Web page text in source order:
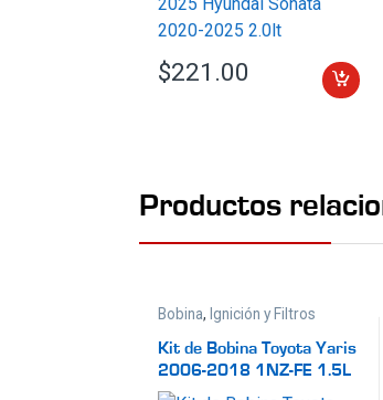
$221.00
Productos
Bobina, Ignición y Filtros
Kit de Bobina Toyota Yaris
2006-2018 1NZ-FE 1.5L